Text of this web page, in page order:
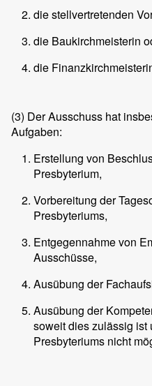
die stellvertretenden
die Baukirchmeisterin
die
(3) Der Ausschuss hat
Aufgaben:
Erstellung von
Presbyterium,
Vorbereitung der
Presbyteriums,
Entgegennahme von
Ausschüsse,
Ausübung der
Ausübung der
soweit dies zulässig
Presbyteriums nicht